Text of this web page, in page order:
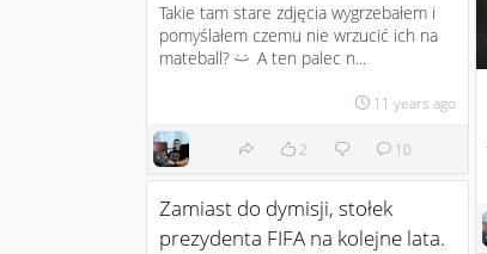
Takie tam stare zdjęcia wygrzebałem i
pomyślałem czemu nie wrzucić ich na
mateball? :) A ten palec n...
11 years ago
2 10
Zamiast do dymisji, stołek
prezydenta FIFA na kolejne lata.